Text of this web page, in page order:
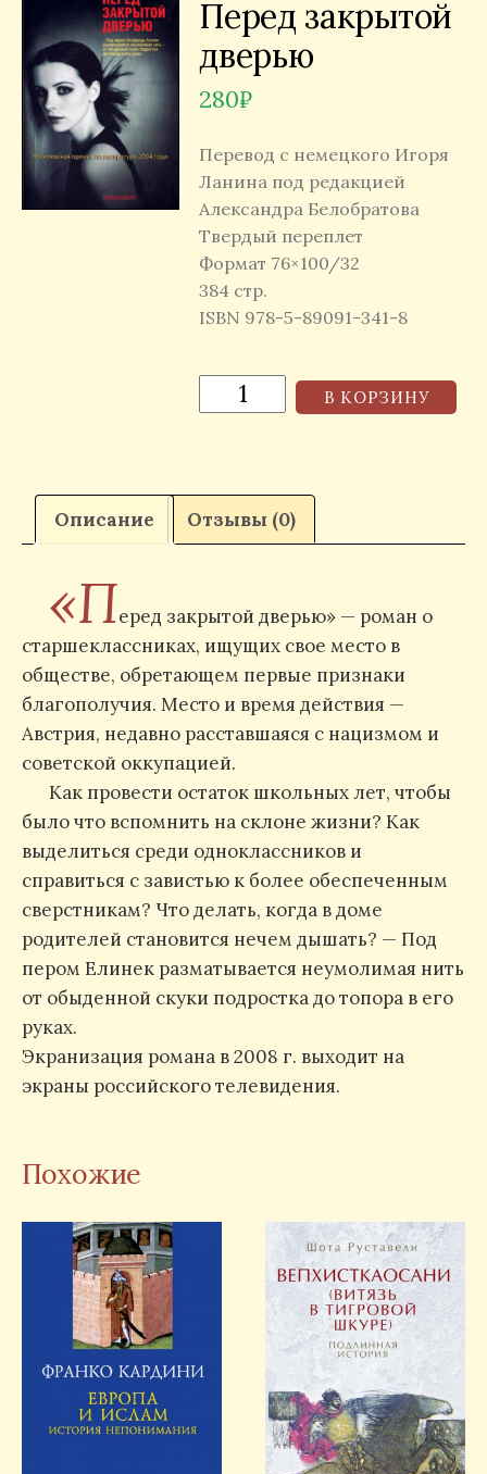
Перед закрытой
дверью
280₽
Перевод с немецкого Игоря
Ланина под редакцией
Александра Белобратова
Твердый переплет
Формат 76×100/32
384 стр.
ISBN 978-5-89091-341-8
В КОРЗИНУ
Описание Отзывы (0)
«Перед закрытой дверью» — роман о
старшеклассниках, ищущих свое место в
обществе, обретающем первые признаки
благополучия. Место и время действия —
Австрия, недавно расставшаяся с нацизмом и
советской оккупацией.
Как провести остаток школьных лет, чтобы
было что вспомнить на склоне жизни? Как
выделиться среди одноклассников и
справиться с завистью к более обеспеченным
сверстникам? Что делать, когда в доме
родителей становится нечем дышать? — Под
пером Елинек разматывается неумолимая нить
от обыденной скуки подростка до топора в его
руках.
Экранизация романа в 2008 г. выходит на
экраны российского телевидения.
Похожие